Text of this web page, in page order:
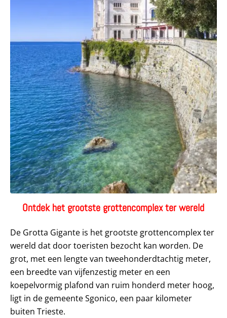
Ontdek het grootste grottencomplex ter wereld
De Grotta Gigante is het grootste grottencomplex ter
wereld dat door toeristen bezocht kan worden. De
grot, met een lengte van tweehonderdtachtig meter,
een breedte van vijfenzestig meter en een
koepelvormig plafond van ruim honderd meter hoog,
ligt in de gemeente Sgonico, een paar kilometer
buiten Trieste.